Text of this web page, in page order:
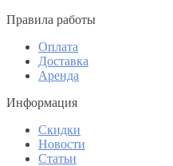
Правила работы
Оплата
Доставка
Аренда
Информация
Скидки
Новости
Статьи